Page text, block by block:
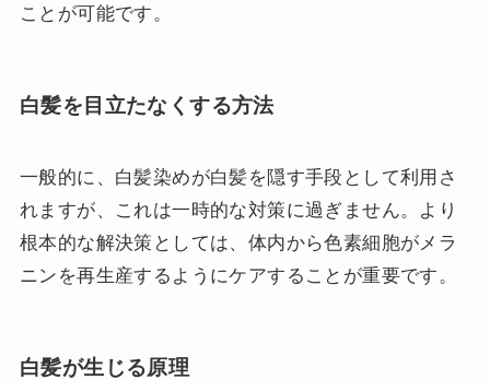
ことが可能です。
白髪を目立たなくする方法
一般的に、白髪染めが白髪を隠す手段として利用さ
れますが、これは一時的な対策に過ぎません。より
根本的な解決策としては、体内から色素細胞がメラ
ニンを再生産するようにケアすることが重要です。
白髪が生じる原理